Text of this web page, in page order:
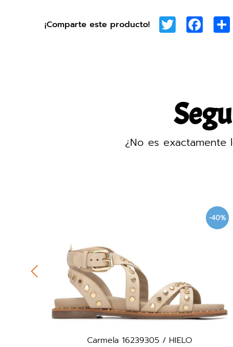
¡Comparte este producto! Twitter
¿No es
Carmela 16239305 / HIELO